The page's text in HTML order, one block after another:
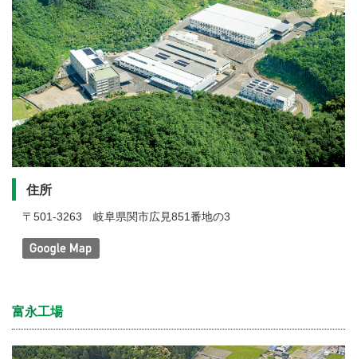
住所
〒501-3263 岐阜県関市広見851番地の3
富永工場